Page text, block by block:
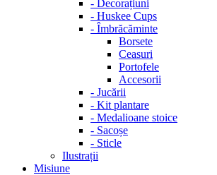
- Decorațiuni
- Huskee Cups
- Îmbrăcăminte
Borsete
Ceasuri
Portofele
Accesorii
- Jucării
- Kit plantare
- Medalioane stoice
- Sacoșe
- Sticle
Ilustrații
Misiune